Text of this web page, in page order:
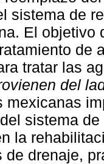
sistema de
El objetivo
de
tratar las
del
mexicanas
sistema
la
de drenaje,